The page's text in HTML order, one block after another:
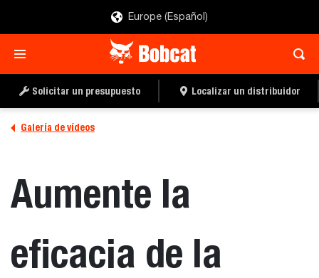
Europe (Español)
Solicitar un presupuesto Localizar un distribuidor
Galería de vídeos
Aumente la
eficacia de la